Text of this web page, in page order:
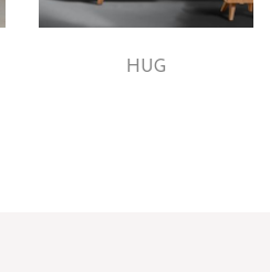
HUG